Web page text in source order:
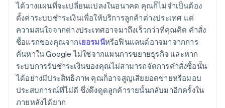
ได้วางแผนที่จะเปลี่ยนแปลงในอนาคต คุณก็ไม่จำเป็นต้อง
ตั้งค่าระบบชำระเงินเพื่อให้บริการลูกค้าต่างประเทศ แต่
ความสนใจจากต่างประเทศอาจมาถึงเร็วกว่าที่คุณคิด คำสั่ง
ซื้อแรกของคุณจากเยอรมนีหรือฟินแลนด์อาจมาจากการ
ค้นหาใน Google ไม่ใช่จากแผนการขยายธุรกิจ และหาก
ระบบการรับชำระเงินของคุณไม่สามารถจัดการคำสั่งซื้อนั้น
ได้อย่างมีประสิทธิภาพ คุณก็อาจสูญเสียยอดขายหรือมอบ
ประสบการณ์ที่ไม่ดี ซึ่งดึงดูดลูกค้ารายนั้นกลับมาอีกครั้งใน
ภายหลังได้ยาก